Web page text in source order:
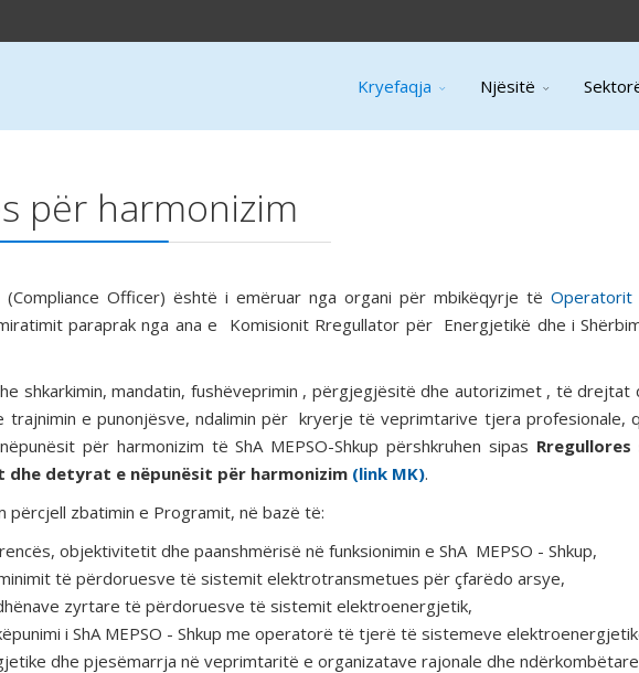
Kryefaqja Njësitë
për harmonizim
(Compliance Officer) është i emëruar nga organi për mbikëqyrje të
paraprak nga ana e Komisionit Rregullator për Energjetikë dhe i
shkarkimin, mandatin, fushëveprimin , përgjegjësitë dhe autorizimet , të
trajnimin e punonjësve, ndalimin për kryerje të veprimtarive tjera profesionale,
për harmonizim të ShA MEPSO-Shkup përshkruhen sipas
detyrat e nëpunësit për harmonizim (link MK).
përcjell zbatimin e Programit, në bazë të:
objektivitetit dhe paanshmërisë në funksionimin e ShA MEPSO - Shkup,
të përdoruesve të sistemit elektrotransmetues për çfarëdo arsye,
zyrtare të përdoruesve të sistemit elektroenergjetik,
i ShA MEPSO - Shkup me operatorë të tjerë të sistemeve
dhe pjesëmarrja në veprimtaritë e organizatave rajonale dhe